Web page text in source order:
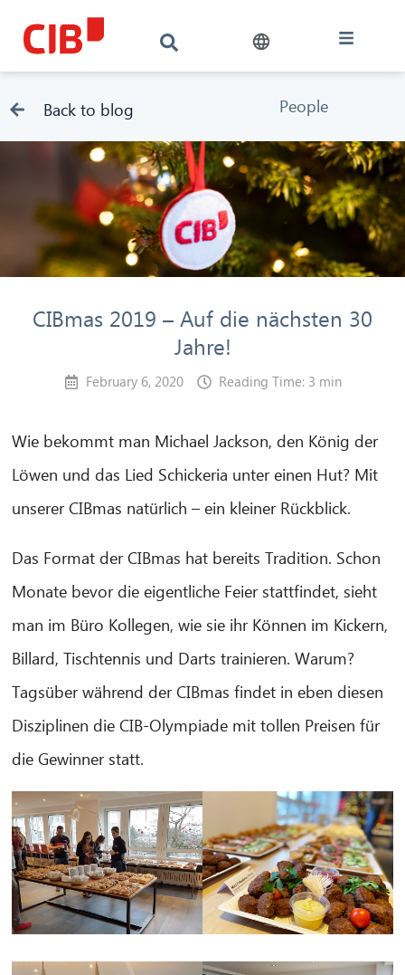
Back to blog People
CIBmas 2019 – Auf die nächsten 30
Jahre!
February 6, 2020 Reading Time: 3 min
Wie bekommt man Michael Jackson, den König der
Löwen und das Lied Schickeria unter einen Hut? Mit
unserer CIBmas natürlich – ein kleiner Rückblick.
Das Format der CIBmas hat bereits Tradition. Schon
Monate bevor die eigentliche Feier stattfindet, sieht
man im Büro Kollegen, wie sie ihr Können im Kickern,
Billard, Tischtennis und Darts trainieren. Warum?
Tagsüber während der CIBmas findet in eben diesen
Disziplinen die CIB-Olympiade mit tollen Preisen für
die Gewinner statt.